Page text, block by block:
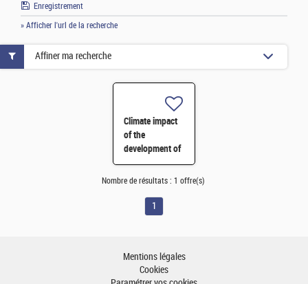
Enregistrement
» Afficher l'url de la recherche
Climate impact
of the
development of
methane and
hydrogen
towards 2050
Affiner ma recherche
Nombre de résultats : 1 offre(s)
1
Mentions légales
Cookies